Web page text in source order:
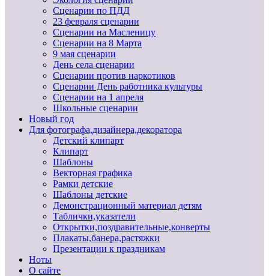
Сценарии по ПДД
23 февраля сценарии
Сценарии на Масленицу
Сценарии на 8 Марта
9 мая сценарии
День села сценарии
Сценарии против наркотиков
Сценарии День работника культуры
Сценарии на 1 апреля
Школьные сценарии
Новый год
Для фотографа,дизайнера,декоратора
Детский клипарт
Клипарт
Шаблоны
Векторная графика
Рамки детские
Шаблоны детские
Демонстрационный материал детям
Таблички,указатели
Открытки,поздравительные,конверты
Плакаты,банера,растяжки
Презентации к праздникам
Ноты
О сайте